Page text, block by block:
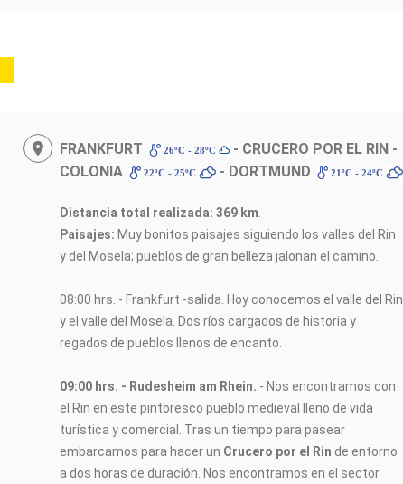
FRANKFURT 26ºC - 28ºC
- CRUCERO POR EL RIN -
COLONIA
22ºC - 25ºC - DORTMUND 21ºC - 24ºC
Distancia total realizada: 369 km.
Paisajes: Muy bonitos paisajes siguiendo los valles del Rin
y del Mosela; pueblos de gran belleza jalonan el camino.
08:00 hrs. - Frankfurt -salida. Hoy conocemos el valle del Rin
y el valle del Mosela. Dos ríos cargados de historia y
regados de pueblos llenos de encanto.
09:00 hrs. - Rudesheim am Rhein. - Nos encontramos con
el Rin en este pintoresco pueblo medieval lleno de vida
turística y comercial. Tras un tiempo para pasear
embarcamos para hacer un Crucero por el Rin de entorno
a dos horas de duración. Nos encontramos en el sector